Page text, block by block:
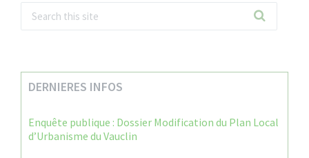
DERNIERES INFOS
Enquête publique : Dossier Modification du Plan Local
d’Urbanisme du Vauclin